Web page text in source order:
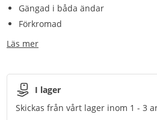
Gängad i båda ändar
Förkromad
Läs mer
I lager
Skickas från vårt lager inom 1 - 3